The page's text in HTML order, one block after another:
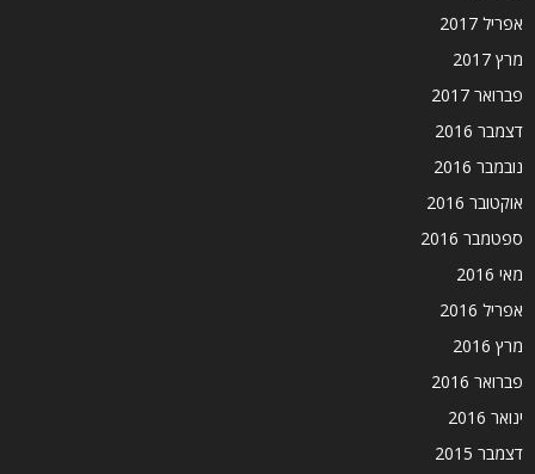
אפריל 2017
מרץ 2017
פברואר 2017
דצמבר 2016
נובמבר 2016
אוקטובר 2016
ספטמבר 2016
מאי 2016
אפריל 2016
מרץ 2016
פברואר 2016
ינואר 2016
דצמבר 2015